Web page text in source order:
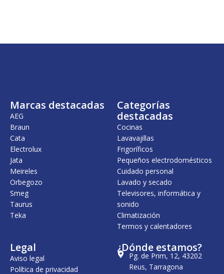
g
a
u
8
Marcas destacadas
AEG
Braun
Cata
Electrolux
Jata
Meireles
Orbegozo
Smeg
Taurus
Teka
Categorías
destacadas
Cocinas
Lavavajillas
Frigoríficos
Pequeños electrodomésticos
Cuidado personal
Lavado y secado
Televisores, informática y
sonido
Climatización
Termos y calentadores
Legal
Aviso legal
Política de privacidad
¿Dónde estamos?
Pg. de Prim, 12, 43202
Reus, Tarragona